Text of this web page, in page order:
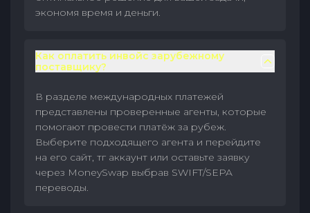
экономя время и деньги.
Как оплатить инвойс зарубежному
поставщику?
В разделе международных платежей
представлены проверенные агенты, которые
помогают провести платёж за рубеж.
Выберите подходящего агента и перейдите
на его сайт, тг аккаунт или оставьте заявку
через MoneySwap выбрав SWIFT/SEPA
переводы.